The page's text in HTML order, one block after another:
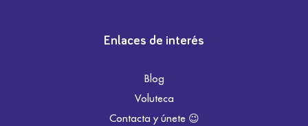
Enlaces de interés
Blog
Voluteca
Contacta y únete 😉